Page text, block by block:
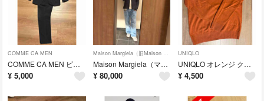
COMME CA MEN
COMME CA MEN ビジネススーツ 上下 M ブラック
¥ 5,000
Maison Margiela（旧Maison Martin Margiela）
Maison Margiela（マルジェラ）ドライバーズニット 希少Mサイズ
¥ 80,000
UNIQLO
UNIQLO オレンジ クルーネック カシミヤニット M
¥ 4,500